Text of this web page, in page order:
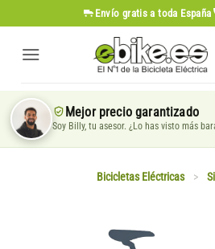
al
contenido
Envío gratis a toda España
Mejor precio garantizado
Soy Billy, tu asesor. ¿Lo has visto más
Bicicletas Eléctricas >